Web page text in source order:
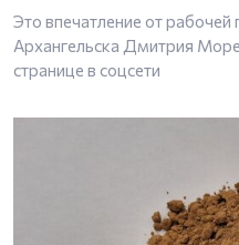
Это впечатление от
Архангельска Дмитрия
странице в соцсети